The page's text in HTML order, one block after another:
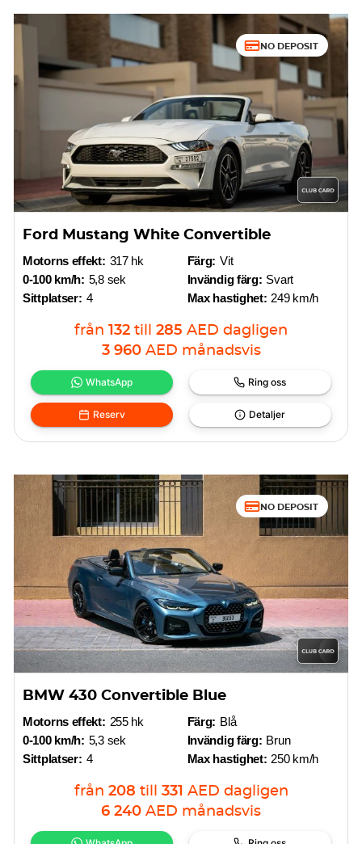
NO DEPOSIT
Ford Mustang White Convertible
Motorns effekt: 317 hk
0-100 km/h: 5,8 sek
Sittplatser: 4
Färg: Vit
Invändig färg: Svart
Max hastighet: 249 km/h
från 132 till 285 AED dagligen
3 960 AED månadsvis
WhatsApp Ring oss
Reserv Detaljer
NO DEPOSIT
BMW 430 Convertible Blue
Motorns effekt: 255 hk
0-100 km/h: 5,3 sek
Sittplatser: 4
Färg: Blå
Invändig färg: Brun
Max hastighet: 250 km/h
från 208 till 331 AED dagligen
6 240 AED månadsvis